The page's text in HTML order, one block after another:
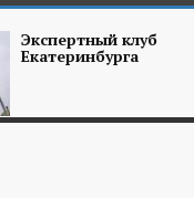
Экспертный клуб
Екатеринбурга